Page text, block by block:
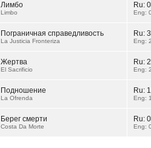
Лимбо
Limbo
Ru:
Eng:
Пограничная справедливость
La Justicia Fronteriza
Ru:
Eng:
Жертва
El Sacrificio
Ru:
Eng:
Подношение
La Ofrenda
Ru:
Eng:
Берег смерти
Costa Da Morte
Ru:
Eng: